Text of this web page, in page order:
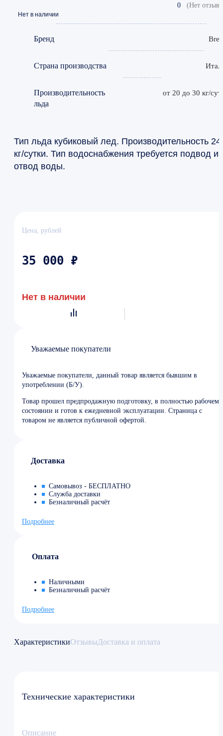
0 (Нет
Нет в наличии
Бренд
Страна производства
Производительность
льда
от 20 до 30 кг/
Тип льда кубиковый лед. Производительность 24
кг/сутки. Тип водоснабжения требуется подвод и
отвод воды.
Цена, рублей
35 000 ₽
Нет в наличии
Уважаемые покупатели
Уважаемые покупатели, данный товар является бывшим в
употреблении (Б/У).
Товар прошел предпродажную подготовку, в полностью рабочем
состоянии и готов к ежедневной эксплуатации. Страница с
товаром не является публичной офертой.
Доставка
Самовывоз - БЕСПЛАТНО
Служба доставки
Безналичный расчёт
Подробнее
Оплата
Наличными
Безналичный расчёт
Подробнее
ХарактеристикиОтзывыДоставка и оплата
Технические характеристики
Описание